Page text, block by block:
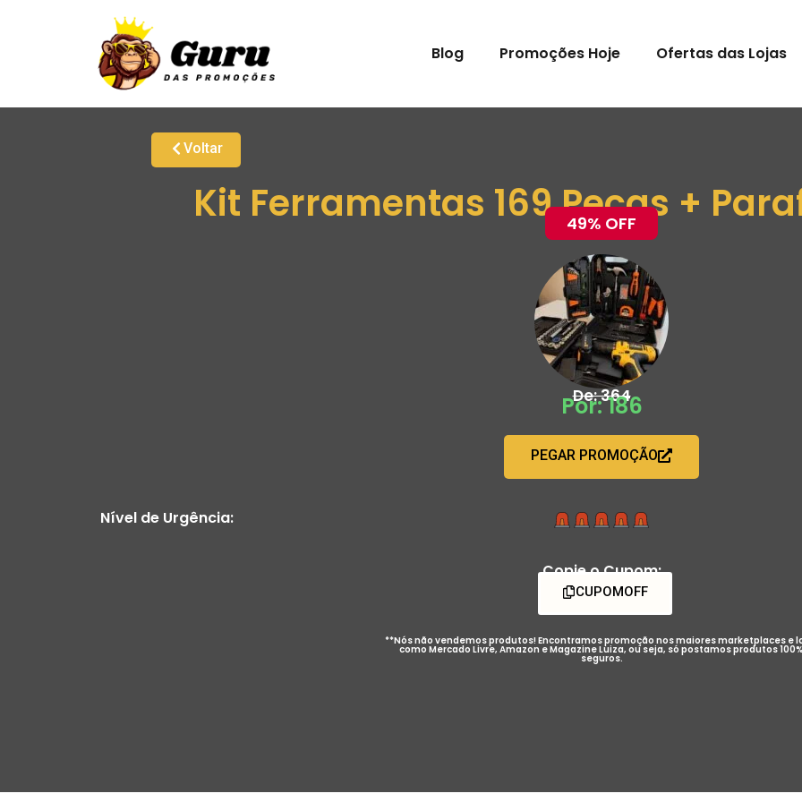
Blog Promoções Hoje Ofertas das Lojas
Voltar
Kit Ferramentas 169 Peças +
49% OFF
De: 364
Por: 186
PEGAR PROMOÇÃO
Nível de Urgência:
Copie o Cupom:
CUPOMOFF
**Nós não vendemos produtos! Encontramos promoção nos maiores marketplaces e
como Mercado Livre, Amazon e Magazine Luiza, ou seja, só postamos produtos 100%
seguros.